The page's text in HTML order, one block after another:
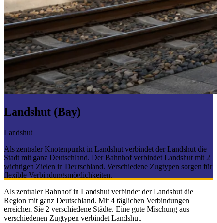
Landshut (Bay)
Landshut
Als zentraler Knotenpunkt in Landshut verbindet der Landshut die
Stadt mit ganz Deutschland. Der Bahnhof verbindet Landshut mit 2
wichtigen Zielen in Deutschland. Verschiedene Zugtypen sorgen für
flexible Verbindungsmöglichkeiten.
Als zentraler Bahnhof in Landshut verbindet der Landshut die
Region mit ganz Deutschland. Mit 4 täglichen Verbindungen
erreichen Sie 2 verschiedene Städte. Eine gute Mischung aus
verschiedenen Zugtypen verbindet Landshut.